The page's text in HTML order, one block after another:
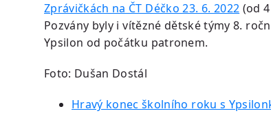
Zprávičkách na ČT Déčko 23. 6. 2022 (od
Pozvány byly i vítězné dětské týmy 8.
Ypsilon od počátku patronem.
Foto: Dušan Dostál
Hravý konec školního roku s